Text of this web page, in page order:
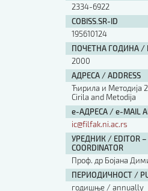
2334-6922
COBISS.SR-ID
195610124
ПОЧЕТНА ГОДИНА /
2000
АДРЕСА / ADDRESS
Ћирила и Методија
Cirila and Metodija
е-АДРЕСА / e-MAIL
ic@filfak.ni.ac.rs
УРЕДНИК / EDITOR
COORDINATOR
Проф. др Бојана
ПЕРИОДИЧНОСТ /
годишње / annually